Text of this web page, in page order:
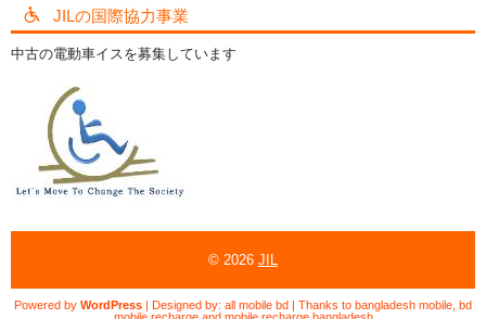
JILの国際協力事業
中古の電動車イスを募集しています
© 2026 JIL
Powered by WordPress | Designed by: all mobile bd | Thanks to bangladesh mobile bd